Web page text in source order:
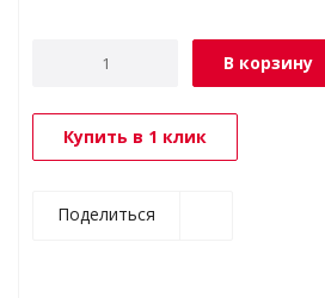
В корзину
Купить в 1 клик
Поделиться